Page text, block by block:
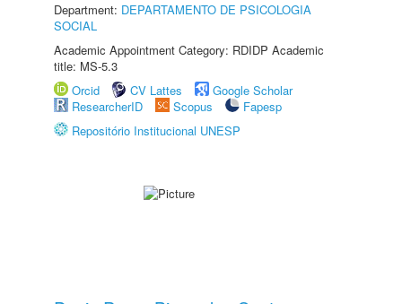
Department: DEPARTAMENTO DE PSICOLOGIA
SOCIAL
Academic Appointment Category: RDIDP Academic
title: MS-5.3
Orcid
CV Lattes
Google Scholar
ResearcherID
Scopus
Fapesp
Repositório Institucional UNESP